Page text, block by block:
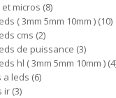
micros 8
( 3mm 5mm 10mm ) 10
cms 2
de puissance 3
hl ( 3mm 5mm 10mm ) 4
a leds 6
ir 3